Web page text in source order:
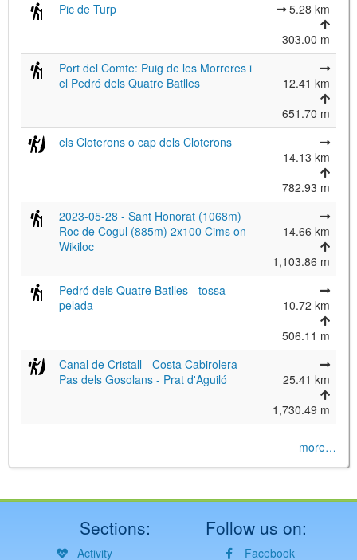
Pic de Turp
5.28 km
303.00 m
Port del Comte: Puig de les Morreres i
el Pedró dels Quatre Batlles
12.41 km
651.70 m
els Cloterons o cap dels Cloterons
14.13 km
782.93 m
2023-05-28 - Sant Honorat (1068m)
Roc de Cogul (885m) 2x100 Cims on
Wikiloc
14.66 km
1,103.86 m
Pedró dels Quatre Batlles - tossa
pelada
10.72 km
506.11 m
Canal de Cristall - Costa Cabirolera -
Pas dels Gosolans - Prat d'Aguiló
25.41 km
1,730.49 m
more…
Sections:
Activity
Follow us on:
Facebook